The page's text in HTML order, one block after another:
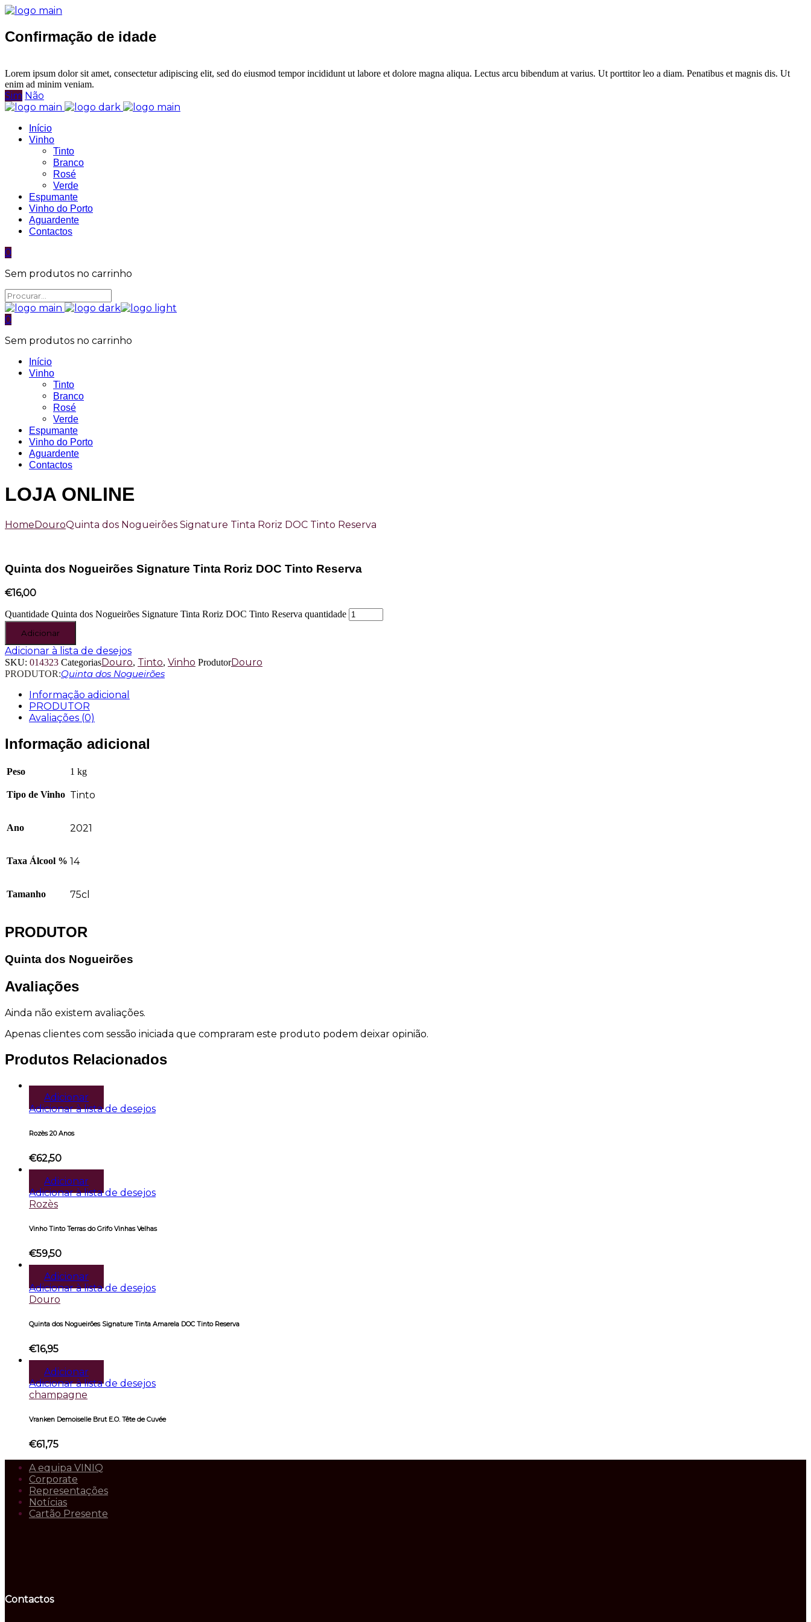
Confirmação de idade
Lorem ipsum dolor sit amet, consectetur adipiscing elit, sed do eiusmod tempor incididunt ut labore et dolore magna aliqua. Lectus arcu bibendum at varius. Ut porttitor leo a diam. Penatibus et magnis dis. Ut
enim ad minim veniam.
Sim Não
Início
Vinho
Tinto
Branco
Rosé
Verde
Espumante
Vinho do Porto
Aguardente
Contactos
0
Sem produtos no carrinho
0
Sem produtos no carrinho
Início
Vinho
Tinto
Branco
Rosé
Verde
Espumante
Vinho do Porto
Aguardente
Contactos
LOJA ONLINE
HomeDouroQuinta dos Nogueirões Signature Tinta Roriz DOC Tinto Reserva
Quinta dos Nogueirões Signature Tinta Roriz DOC Tinto Reserva
€16,00
Quinta dos Nogueirões Signature Tinta Roriz DOC Tinto Reserva quantidade
Adicionar
Adicionar à lista de desejos
SKU: 014323 CategoriasDouro, Tinto, Vinho ProdutorDouro
PRODUTOR:Quinta dos Nogueirões
Informação adicional
PRODUTOR
Avaliações (0)
Informação adicional
Peso 1 kg
Tipo de Vinho Tinto
Ano 2021
Taxa Álcool % 14
Tamanho 75cl
PRODUTOR
Quinta dos Nogueirões
Avaliações
Ainda não existem avaliações.
Apenas clientes com sessão iniciada que compraram este produto podem deixar opinião.
Produtos Relacionados
Adicionar
Adicionar à lista de desejos
Rozès 20 Anos
€62,50
Adicionar
Adicionar à lista de desejos
Rozès
Vinho Tinto Terras do Grifo Vinhas Velhas
€59,50
Adicionar
Adicionar à lista de desejos
Douro
Quinta dos Nogueirões Signature Tinta Amarela DOC Tinto Reserva
€16,95
Adicionar
Adicionar à lista de desejos
champagne
Vranken Demoiselle Brut E.O. Tête de Cuvée
€61,75
A equipa VINIQ
Corporate
Representações
Notícias
Cartão Presente
Contactos